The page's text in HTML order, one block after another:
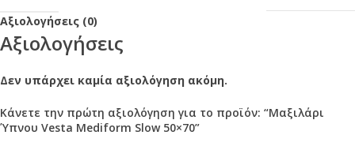
Αξιολογήσεις (0)
Αξιολογήσεις
Δεν υπάρχει καμία αξιολόγηση ακόμη.
Κάνετε την πρώτη αξιολόγηση για το προϊόν: “Μαξιλάρι
Ύπνου Vesta Mediform Slow 50×70”